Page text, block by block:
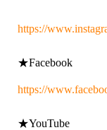
https://
★Facebook
https://
★YouTube